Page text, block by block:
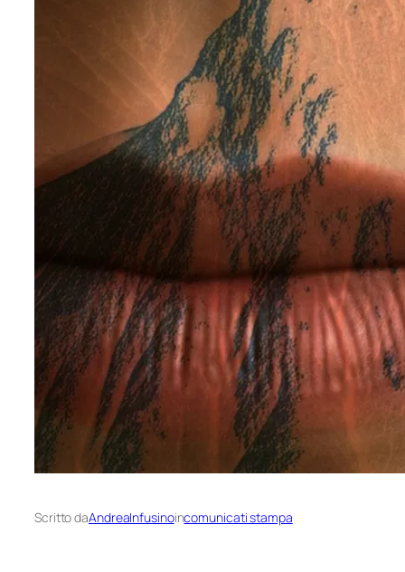
Scritto daAndreaInfusinoincomunicati stampa